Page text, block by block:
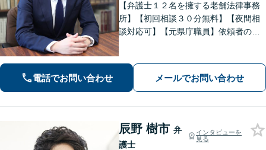
【弁護士１２名を擁する老舗法律事務
所】【初回相談３０分無料】【夜間相
談対応可】【元県庁職員】依頼者の方
法律事務所です。
電話でお問い合わせ メールでお問い合わせ
辰野 樹市 弁
護士
インタビューを
見る